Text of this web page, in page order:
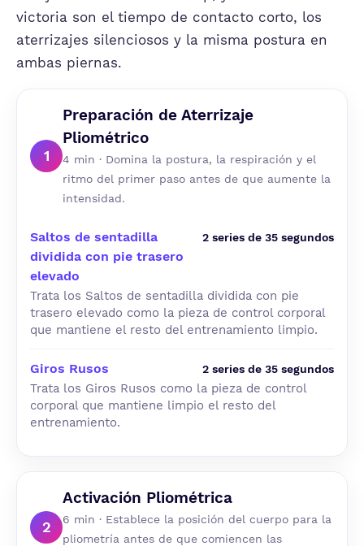
victoria son el tiempo de contacto corto, los
aterrizajes silenciosos y la misma postura en
ambas piernas.
1
Preparación de Aterrizaje
Pliométrico
4 min · Domina la postura, la respiración y el
ritmo del primer paso antes de que aumente la
intensidad.
Saltos de sentadilla
dividida con pie trasero
elevado
2 series de 35 segundos
Trata los Saltos de sentadilla dividida con pie
trasero elevado como la pieza de control corporal
que mantiene el resto del entrenamiento limpio.
Giros Rusos 2 series de 35 segundos
Trata los Giros Rusos como la pieza de control
corporal que mantiene limpio el resto del
entrenamiento.
2
Activación Pliométrica
6 min · Establece la posición del cuerpo para la
pliometría antes de que comiencen las